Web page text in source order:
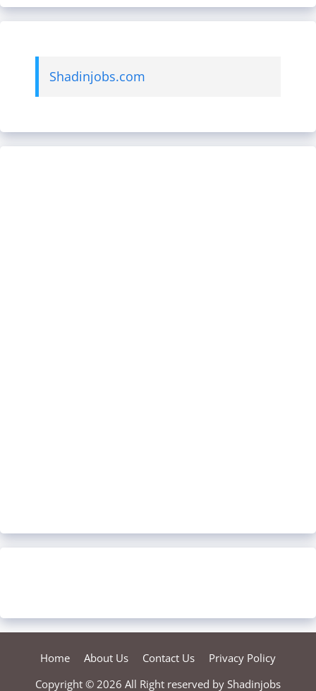
Shadinjobs.com
Home About Us Contact Us
Privacy Policy
Copyright © 2026 All Right reserved by Shadinjobs